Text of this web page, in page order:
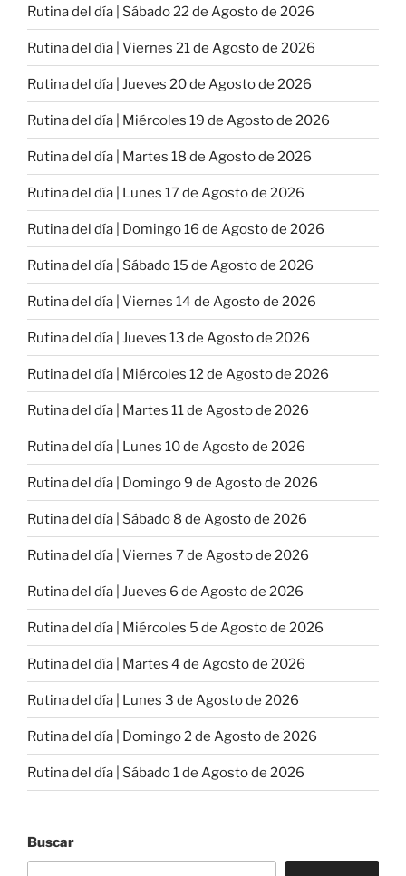
Rutina del día | Sábado 22 de Agosto de 2026
Rutina del día | Viernes 21 de Agosto de 2026
Rutina del día | Jueves 20 de Agosto de 2026
Rutina del día | Miércoles 19 de Agosto de 2026
Rutina del día | Martes 18 de Agosto de 2026
Rutina del día | Lunes 17 de Agosto de 2026
Rutina del día | Domingo 16 de Agosto de 2026
Rutina del día | Sábado 15 de Agosto de 2026
Rutina del día | Viernes 14 de Agosto de 2026
Rutina del día | Jueves 13 de Agosto de 2026
Rutina del día | Miércoles 12 de Agosto de 2026
Rutina del día | Martes 11 de Agosto de 2026
Rutina del día | Lunes 10 de Agosto de 2026
Rutina del día | Domingo 9 de Agosto de 2026
Rutina del día | Sábado 8 de Agosto de 2026
Rutina del día | Viernes 7 de Agosto de 2026
Rutina del día | Jueves 6 de Agosto de 2026
Rutina del día | Miércoles 5 de Agosto de 2026
Rutina del día | Martes 4 de Agosto de 2026
Rutina del día | Lunes 3 de Agosto de 2026
Rutina del día | Domingo 2 de Agosto de 2026
Rutina del día | Sábado 1 de Agosto de 2026
Buscar